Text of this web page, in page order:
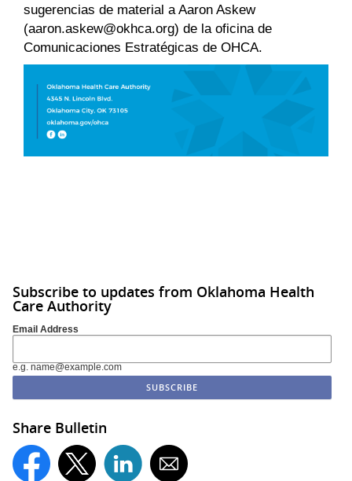
sugerencias de material a Aaron Askew
(aaron.askew@okhca.org) de la oficina de
Comunicaciones Estratégicas de OHCA.
Subscribe to updates from Oklahoma Health
Care Authority
Email Address
e.g. name@example.com
Share Bulletin